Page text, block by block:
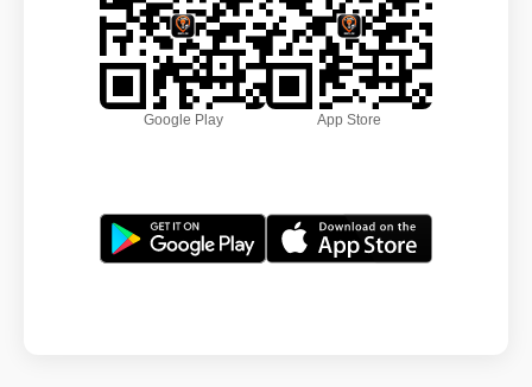
Google Play App Store